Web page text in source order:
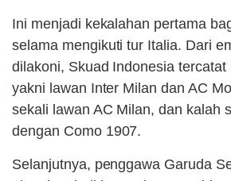
Ini menjadi kekalahan pertama
selama mengikuti tur Italia. Dari
dilakoni, Skuad Indonesia tercatat
yakni lawan Inter Milan dan AC
sekali lawan AC Milan, dan kalah
dengan Como 1907.
Selanjutnya, penggawa Garuda